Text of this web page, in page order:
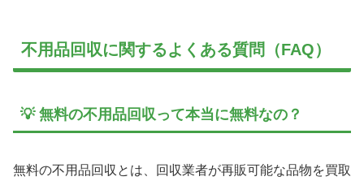
不用品回収に関するよくある質問（FAQ）
💡 無料の不用品回収って本当に無料なの？
無料の不用品回収とは、回収業者が再販可能な品物を買取